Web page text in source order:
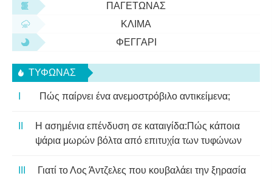
ΠΑΓΕΤΏΝΑΣ
ΚΛΊΜΑ
ΦΕΓΓΆΡΙ
ΤΥΦΏΝΑΣ
Πώς παίρνει ένα ανεμοστρόβιλο αντικείμενα;
Η ασημένια επένδυση σε καταιγίδα:Πώς κάποια
ψάρια μωρών βόλτα από επιτυχία των τυφώνων
Γιατί το Λος Άντζελες που κουβαλάει την ξηρασία